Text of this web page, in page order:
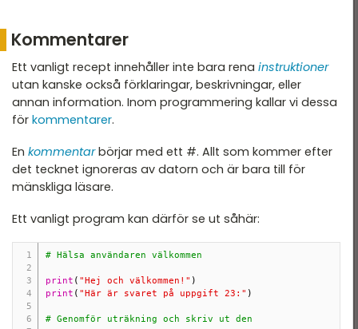
Kommentarer
Ett vanligt recept innehåller inte bara rena instruktioner
utan kanske också förklaringar, beskrivningar, eller
annan information. Inom programmering kallar vi dessa
för kommentarer.
En kommentarbörjar med ett #. Allt som kommer efter
det tecknet ignoreras av datorn och är bara till för
mänskliga läsare.
Ett vanligt program kan därför se ut såhär:
# Hälsa användaren välkommen
print ( "Hej och välkommen!" )
print ( "Här är svaret på uppgift 23:" )
# Genomför uträkning och skriv ut den